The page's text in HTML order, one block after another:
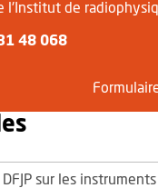
l'Institut de
48 068
sur les